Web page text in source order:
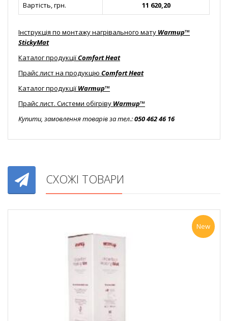
Вартість, грн. 11 620,20
Інструкція по монтажу нагрівального мату Warmup™
StickyMat
Каталог продукціїComfort Heat
Прайс лист на продукцію Comfort Heat
Каталог продукціїWarmup™
Прайс лист. Системи обігріву Warmup™
Купити, замовлення товарів за тел.:050 462 46 16
СХОЖІ ТОВАРИ
New